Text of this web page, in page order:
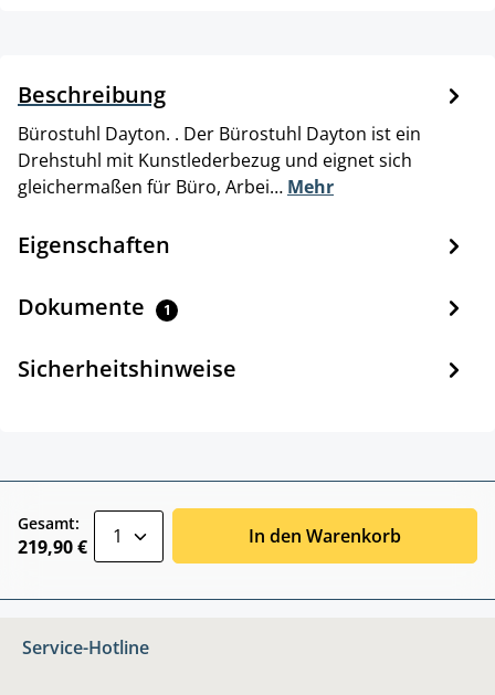
Beschreibung
Bürostuhl Dayton. . Der Bürostuhl Dayton ist ein
Drehstuhl mit Kunstlederbezug und eignet sich
gleichermaßen für Büro, Arbei… Mehr
Eigenschaften
Dokumente 1
Sicherheitshinweise
Gesamt:
219,90 € In den Warenkorb
Service-Hotline